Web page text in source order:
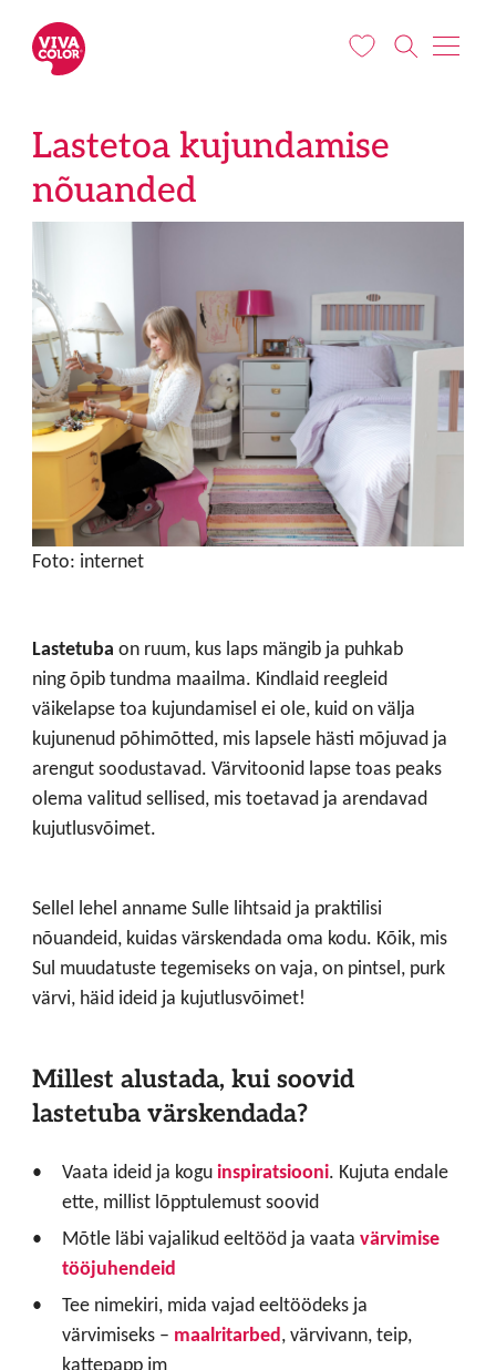
Lastetoa kujundamise
nõuanded
Foto: internet
Lastetuba on ruum, kus laps mängib ja puhkab
ning õpib tundma maailma. Kindlaid reegleid
väikelapse toa kujundamisel ei ole, kuid on välja
kujunenud põhimõtted, mis lapsele hästi mõjuvad ja
arengut soodustavad. Värvitoonid lapse toas peaks
olema valitud sellised, mis toetavad ja arendavad
kujutlusvõimet.
Sellel lehel anname Sulle lihtsaid ja praktilisi
nõuandeid, kuidas värskendada oma kodu. Kõik, mis
Sul muudatuste tegemiseks on vaja, on pintsel, purk
värvi, häid ideid ja kujutlusvõimet!
Millest alustada, kui soovid
lastetuba värskendada?
Vaata ideid ja koguinspiratsiooni. Kujuta endale
ette, millist lõpptulemust soovid
Mõtle läbi vajalikud eeltööd ja vaata värvimise
tööjuhendeid
Tee nimekiri, mida vajad eeltöödeks ja
värvimiseks – maalritarbed, värvivann, teip,
kattepapp jm